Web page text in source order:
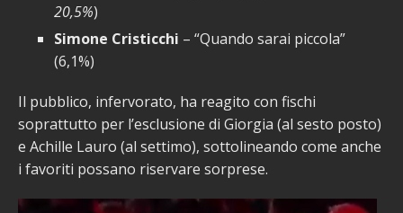
20,5%)
Simone Cristicchi – “Quando sarai piccola”
(6,1%)
Il pubblico, infervorato, ha reagito con fischi
soprattutto per l’esclusione di Giorgia (al sesto posto)
e Achille Lauro (al settimo), sottolineando come anche
i favoriti possano riservare sorprese.